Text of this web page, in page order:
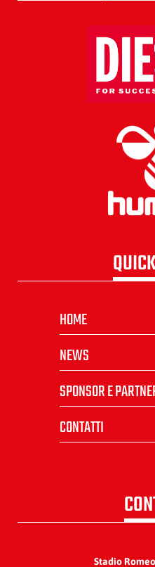
HOME
NEWS
SPONSOR E
CONTATTI
Stadio